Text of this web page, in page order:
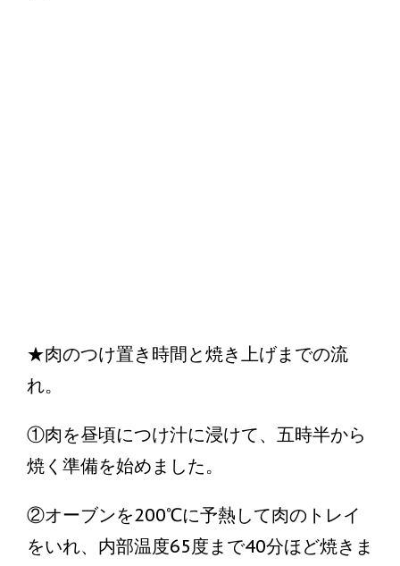
★肉のつけ置き時間と焼き上げまでの流
れ。
①肉を昼頃につけ汁に浸けて、五時半から
焼く準備を始めました。
②オーブンを200℃に予熱して肉のトレイ
をいれ、内部温度65度まで40分ほど焼きま